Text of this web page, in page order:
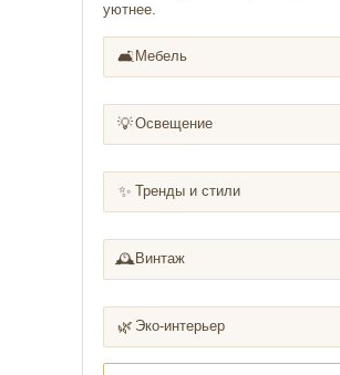
уютнее.
🛋️ Мебель
💡Освещение
✨ Тренды и стили
🕰️ Винтаж
🌿 Эко-интерьер